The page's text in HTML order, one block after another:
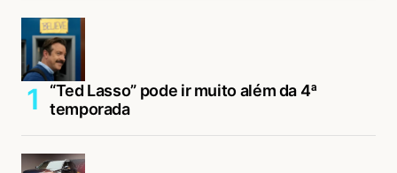
“Ted Lasso” pode ir muito além da 4ª
temporada